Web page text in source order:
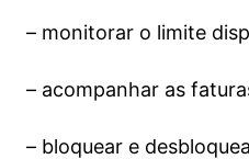
– monitorar o limite
– acompanhar as
– bloquear e